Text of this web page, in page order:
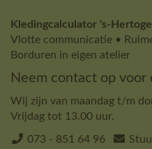
Kledingcalculator 's-
Vlotte communicatie •
Borduren in eigen atelier
Neem contact op voor
Wij zijn van maandag t/m
Vrijdag tot 13.00 uur.
073 - 851 64 96